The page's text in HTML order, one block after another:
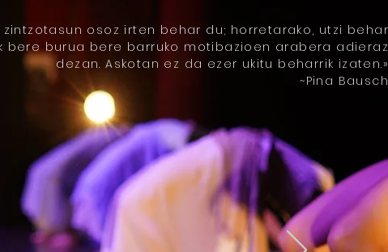
zintzotasun osoz irten behar du; horretarako, utzi behar
bere burua bere barruko motibazioen arabera adieraz
dezan. Askotan ez da ezer ukitu beharrik izaten.»
~Pina Bausch